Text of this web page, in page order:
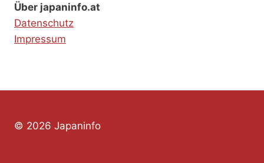
Über japaninfo.at
Datenschutz
Impressum
© 2026 Japaninfo